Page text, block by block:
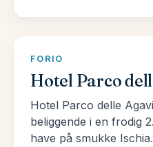
FORIO
Hotel Parco
Hotel Parco delle
beliggende i en frodig
have på smukke